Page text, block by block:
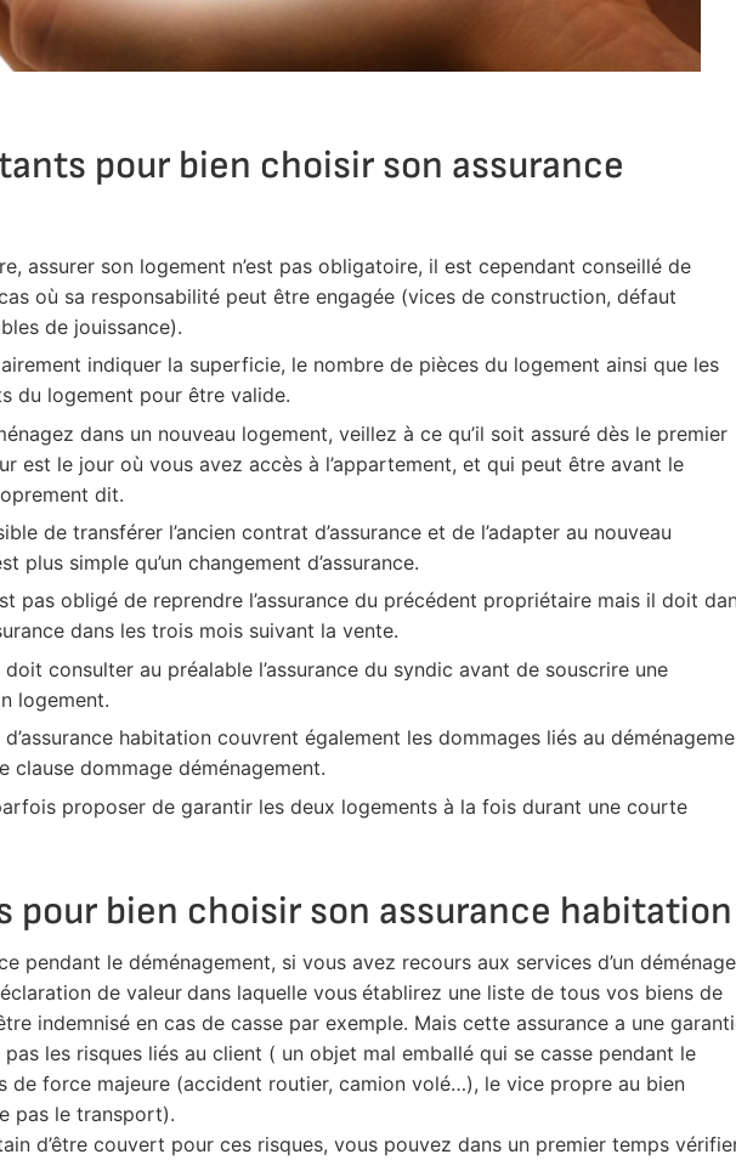
pour bien choisir son assurance
assurer son logement n’est pas obligatoire, il est cependant conseillé de
cas où sa responsabilité peut être engagée (vices de construction, défaut
de jouissance).
indiquer la superficie, le nombre de pièces du logement ainsi que les
du logement pour être valide.
dans un nouveau logement, veillez à ce qu’il soit assuré dès le premier
est le jour où vous avez accès à l’appartement, et qui peut être avant le
dit.
de transférer l’ancien contrat d’assurance et de l’adapter au nouveau
plus simple qu’un changement d’assurance.
pas obligé de reprendre l’assurance du précédent propriétaire mais il doit
dans les trois mois suivant la vente.
consulter au préalable l’assurance du syndic avant de souscrire une
logement.
habitation couvrent également les dommages liés au
clause dommage déménagement.
proposer de garantir les deux logements à la fois durant une courte
pour bien choisir son assurance habitation
pendant le déménagement, si vous avez recours aux services d’un
de valeur dans laquelle vous établirez une liste de tous vos biens de
indemnisé en cas de casse par exemple. Mais cette assurance a une
les risques liés au client ( un objet mal emballé qui se casse pendant le
de force majeure (accident routier, camion volé…), le vice propre au bien
pas le transport).
d’être couvert pour ces risques, vous pouvez dans un premier temps